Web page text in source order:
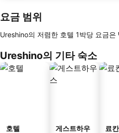
요금 범위
Ureshino의 저렴한 호텔 1박당 요금은
Ureshino의 기타 숙소
호텔
게스트하우
료칸